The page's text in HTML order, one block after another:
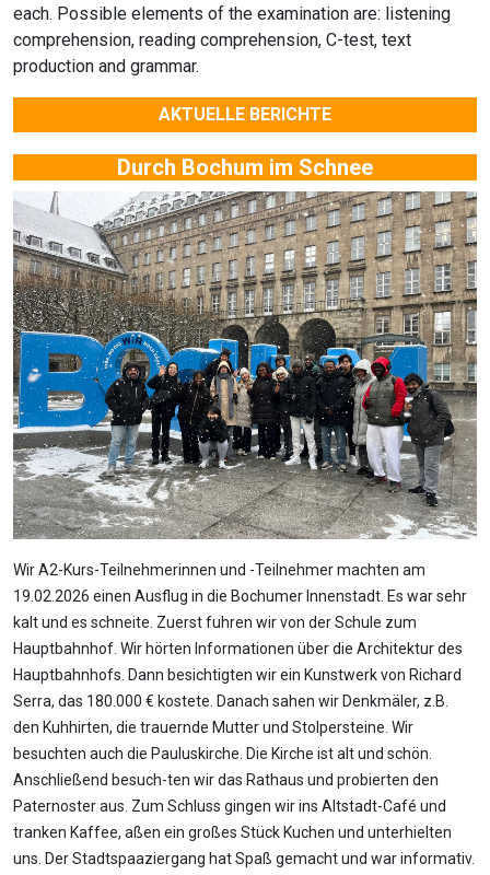
each. Possible elements of the examination are: listening
comprehension, reading comprehension, C-test, text
production and grammar.
AKTUELLE BERICHTE
Durch Bochum im Schnee
Wir A2-Kurs-Teilnehmerinnen und -Teilnehmer machten am
19.02.2026 einen Ausflug in die Bochumer Innenstadt. Es war sehr
kalt und es schneite. Zuerst fuhren wir von der Schule zum
Hauptbahnhof. Wir hörten Informationen über die Architektur des
Hauptbahnhofs. Dann besichtigten wir ein Kunstwerk von Richard
Serra, das 180.000 € kostete. Danach sahen wir Denkmäler, z.B.
den Kuhhirten, die trauernde Mutter und Stolpersteine. Wir
besuchten auch die Pauluskirche. Die Kirche ist alt und schön.
Anschließend besuch-ten wir das Rathaus und probierten den
Paternoster aus. Zum Schluss gingen wir ins Altstadt-Café und
tranken Kaffee, aßen ein großes Stück Kuchen und unterhielten
uns. Der Stadtspaaziergang hat Spaß gemacht und war informativ.